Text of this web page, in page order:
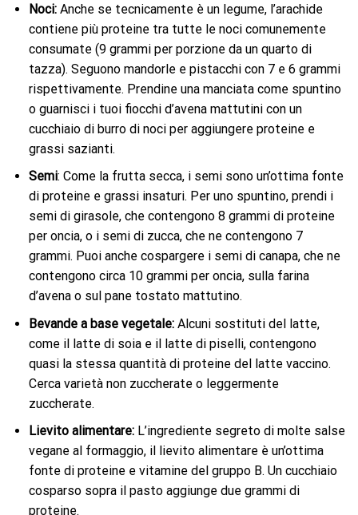
Noci:Anche se tecnicamente è un legume, l’arachide
contiene più proteine ​​tra tutte le noci comunemente
consumate (9 grammi per porzione da un quarto di
tazza). Seguono mandorle e pistacchi con 7 e 6 grammi
rispettivamente. Prendine una manciata come spuntino
o guarnisci i tuoi fiocchi d’avena mattutini con un
cucchiaio di burro di noci per aggiungere proteine ​​e
grassi sazianti.
Semi: Come la frutta secca, i semi sono un’ottima fonte
di proteine ​​e grassi insaturi. Per uno spuntino, prendi i
semi di girasole, che contengono 8 grammi di proteine ​​
per oncia, o i semi di zucca, che ne contengono 7
grammi. Puoi anche cospargere i semi di canapa, che ne
contengono circa 10 grammi per oncia, sulla farina
d’avena o sul pane tostato mattutino.
Bevande a base vegetale: Alcuni sostituti del latte,
come il latte di soia e il latte di piselli, contengono
quasi la stessa quantità di proteine ​​del latte vaccino.
Cerca varietà non zuccherate o leggermente
zuccherate.
Lievito alimentare:L’ingrediente segreto di molte salse
vegane al formaggio, il lievito alimentare è un’ottima
fonte di proteine ​​e vitamine del gruppo B. Un cucchiaio
cosparso sopra il pasto aggiunge due grammi di
proteine.